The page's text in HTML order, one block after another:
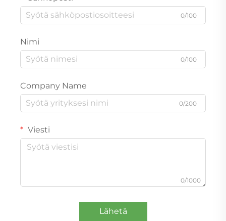
0/100
Nimi
0/100
Company Name
0/200
Viesti
0/1000
Lähetä